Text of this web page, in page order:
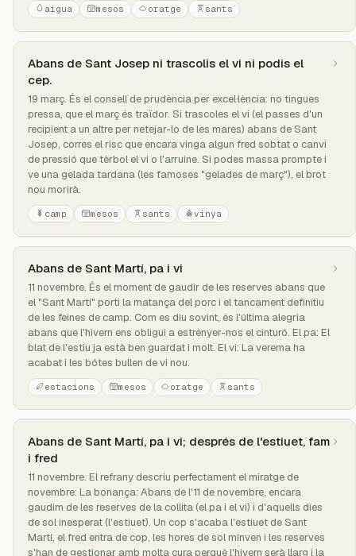
aigua mesos oratge sants
Abans de Sant Josep ni trascolis el vi ni podis el
cep.
19 març. És el consell de prudència per excel·lència: no tingues
pressa, que el març és traïdor. Si trascoles el vi (el passes d'un
recipient a un altre per netejar-lo de les mares) abans de Sant
Josep, corres el risc que encara vinga algun fred sobtat o canvi
de pressió que tèrbol el vi o l'arruine. Si podes massa prompte i
ve una gelada tardana (les famoses "gelades de març"), el brot
nou morirà.
camp mesos sants vinya
Abans de Sant Martí, pa i vi
11 novembre. És el moment de gaudir de les reserves abans que
el "Sant Martí" porti la matança del porc i el tancament definitiu
de les feines de camp. Com es diu sovint, és l'última alegria
abans que l'hivern ens obligui a estrènyer-nos el cinturó. El pa: El
blat de l'estiu ja està ben guardat i molt. El vi: La verema ha
acabat i les bótes bullen de vi nou.
estacions mesos oratge sants
Abans de Sant Martí, pa i vi; després de l'estiuet, fam
i fred
11 novembre. El refrany descriu perfectament el miratge de
novembre: La bonança: Abans de l'11 de novembre, encara
gaudim de les reserves de la collita (el pa i el vi) i d'aquells dies
de sol inesperat (l'estiuet). Un cop s'acaba l'estiuet de Sant
Martí, el fred entra de cop, les hores de sol minven i les reserves
s'han de gestionar amb molta cura perquè l'hivern serà llarg i la